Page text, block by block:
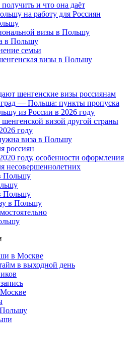
и что она даёт
на работу для Россиян
визы в Польшу
в Польшу
семьи
визы в Польшу
шенгенские визы россиянам
— Польша: пункты пропуска
из России в 2026 году
визой другой страны
году
виза в Польшу
россиян
году, особенности оформления
несовершеннолетних
Польшу
Польшу
в Польшу
в Москве
в выходной день
Польшу